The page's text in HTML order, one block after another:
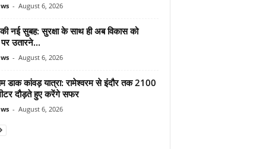
- August 6, 2026
नई सुबह: सुरक्षा के साथ ही अब विकास को
उतारने...
- August 6, 2026
डाक कांवड़ यात्रा: रामेश्वरम से इंदौर तक 2100
दौड़ते हुए करेंगे सफर
- August 6, 2026